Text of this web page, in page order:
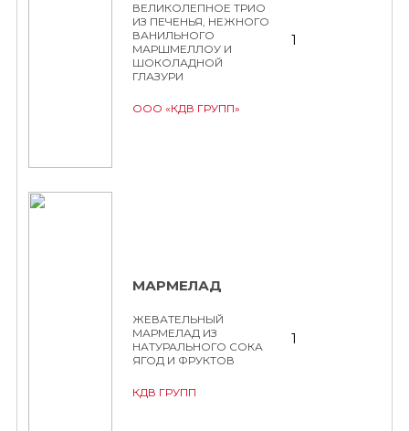
ВЕЛИКОЛЕПНОЕ ТРИО
ИЗ ПЕЧЕНЬЯ, НЕЖНОГО
ВАНИЛЬНОГО
МАРШМЕЛЛОУ И
ШОКОЛАДНОЙ
ГЛАЗУРИ
ООО «КДВ ГРУПП»
1
МАРМЕЛАД
ЖЕВАТЕЛЬНЫЙ
МАРМЕЛАД ИЗ
НАТУРАЛЬНОГО СОКА
ЯГОД И ФРУКТОВ
КДВ ГРУПП
1